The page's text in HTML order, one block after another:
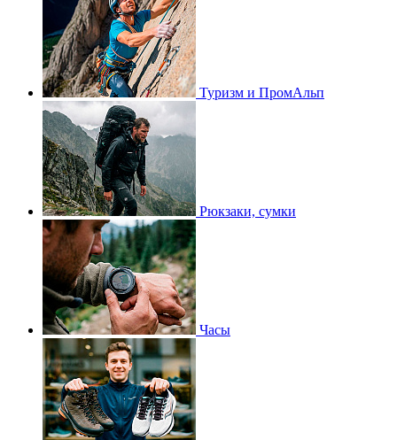
Туризм и ПромАльп
Рюкзаки, сумки
Часы